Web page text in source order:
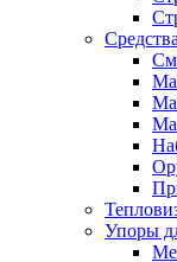
Упоры